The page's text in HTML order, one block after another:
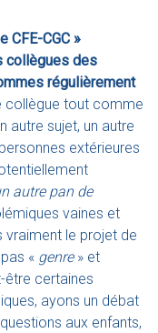
CFE-CGC »
collègues des
régulièrement
collèguetout comme
autre sujet, un autre
extérieures
autre pan de
vaines et
vraiment le projet de
« genre» et
être certaines
ayons un débat
aux enfants,